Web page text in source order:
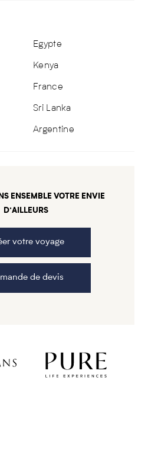
Egypte
Kenya
France
Sri Lanka
Argentine
ENSEMBLE VOTRE ENVIE
D’AILLEURS
votre voyage
de devis